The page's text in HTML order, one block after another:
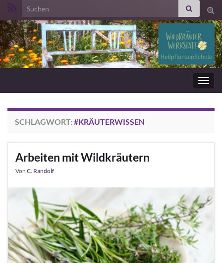
Search for:
SCHLAGWORT: #KRÄUTERWISSEN
Arbeiten mit Wildkräutern
Von C. Randolf